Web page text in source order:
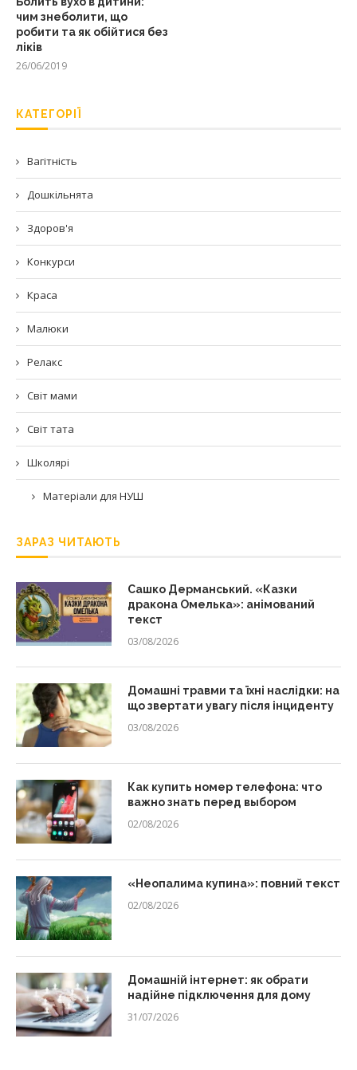
чим знеболити, що
робити та як обійтися без
ліків
26/06/2019
КАТЕГОРІЇ
Вагітність
Дошкільнята
Здоров'я
Конкурси
Краса
Малюки
Релакс
Світ мами
Світ тата
Школярі
Матеріали для НУШ
ЗАРАЗ ЧИТАЮТЬ
Сашко Дерманський. «Казки
дракона Омелька»: анімований
текст
03/08/2026
Домашні травми та їхні наслідки: на
що звертати увагу після інциденту
03/08/2026
Как купить номер телефона: что
важно знать перед выбором
02/08/2026
«Неопалима купина»: повний текст
02/08/2026
Домашній інтернет: як обрати
надійне підключення для дому
31/07/2026